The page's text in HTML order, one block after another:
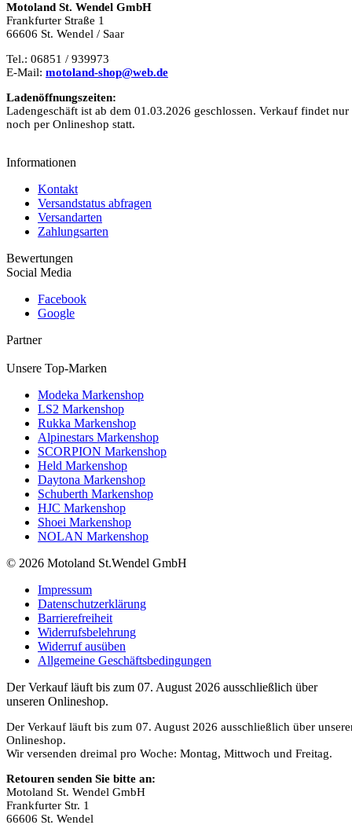
Motoland St. Wendel GmbH
Frankfurter Straße 1
66606 St. Wendel / Saar
Tel.: 06851 / 939973
E-Mail: motoland-shop@web.de
Ladenöffnungszeiten:
Ladengeschäft ist ab dem 01.03.2026 geschlossen. Verkauf findet nur
noch per Onlineshop statt.
Informationen
Kontakt
Versandstatus abfragen
Versandarten
Zahlungsarten
Bewertungen
Social Media
Facebook
Google
Partner
Unsere Top-Marken
Modeka Markenshop
LS2 Markenshop
Rukka Markenshop
Alpinestars Markenshop
SCORPION Markenshop
Held Markenshop
Daytona Markenshop
Schuberth Markenshop
HJC Markenshop
Shoei Markenshop
NOLAN Markenshop
© 2026 Motoland St.Wendel GmbH
Impressum
Datenschutzerklärung
Barrierefreiheit
Widerrufsbelehrung
Widerruf ausüben
Allgemeine Geschäftsbedingungen
Der Verkauf läuft bis zum 07. August 2026 ausschließlich über
unseren Onlineshop.
Der Verkauf läuft bis zum 07. August 2026 ausschließlich über
Onlineshop.
Wir versenden dreimal pro Woche: Montag, Mittwoch und Freitag.
Retouren senden Sie bitte an:
Motoland St. Wendel GmbH
Frankfurter Str. 1
66606 St. Wendel